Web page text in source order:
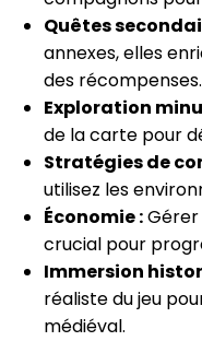
Quêtes
annexes, elles
des récompenses.
Exploration
de la carte pour
Stratégies de
utilisez les
Économie :
crucial pour
Immersion
réaliste du jeu
médiéval.